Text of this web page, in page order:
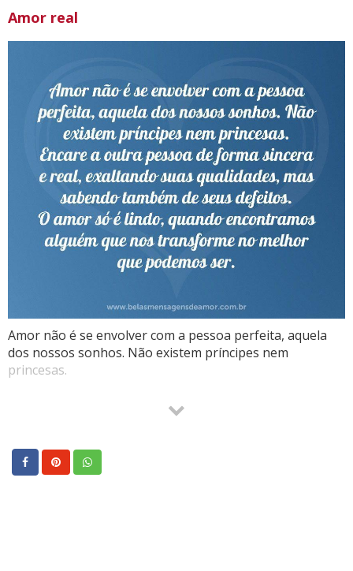
Amor real
Amor não é se envolver com a pessoa perfeita, aquela
dos nossos sonhos. Não existem príncipes nem
princesas.
suas qualidades, mas sabendo também de seus defeitos.
transforme no melhor que podemos ser.